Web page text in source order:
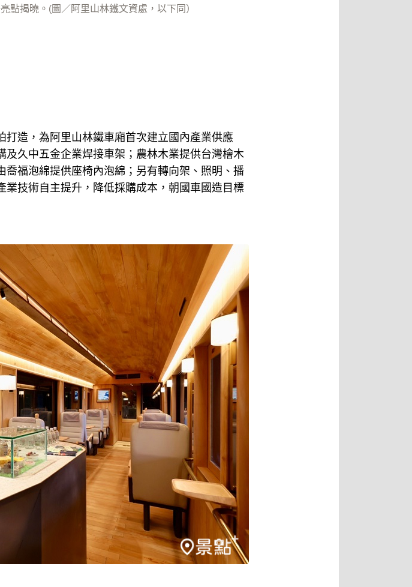
點揭曉。(圖／阿里山林鐵文資處，以下同）
造，為阿里山林鐵車廂首次建立國內產業供應
久中五金企業焊接車架；農林木業提供台灣檜木
福泡綿提供座椅內泡綿；另有轉向架、照明、播
技術自主提升，降低採購成本，朝國車國造目標